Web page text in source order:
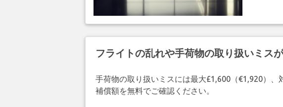
フライトの乱れや手荷物の取り扱いミス
手荷物の取り扱いミスには最大£1,600（€1,920）、
補償額を無料でご確認ください。